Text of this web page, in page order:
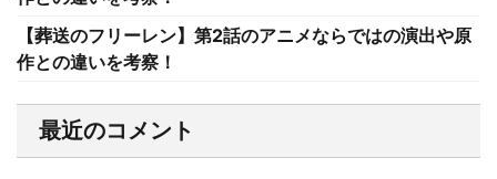
【葬送のフリーレン】第2話のアニメならではの演出や原
作との違いを考察！
最近のコメント